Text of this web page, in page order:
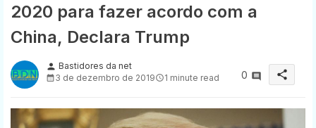
2020 para fazer acordo com a
China, Declara Trump
person Bastidores da net
3 de dezembro de 2019
1 minute read 0 share